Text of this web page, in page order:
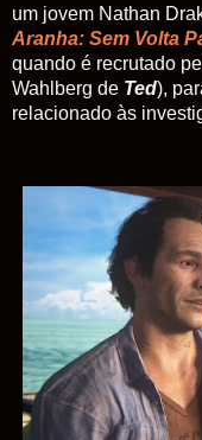
um jovem Nathan
Aranha: Sem Volta
quando é recrutado
Wahlberg de Ted),
relacionado às